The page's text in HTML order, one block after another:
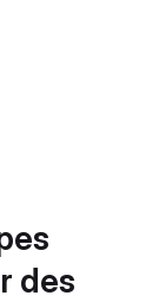
des